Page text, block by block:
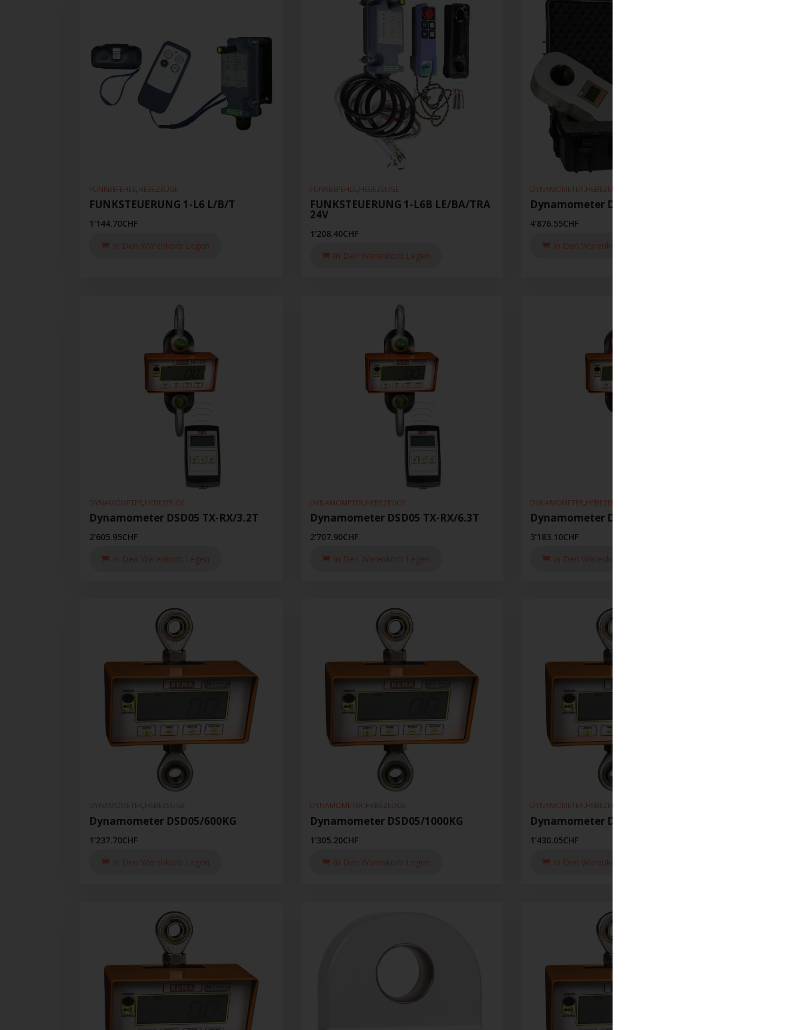
FUNKBEFEHLE,HEBEZEUGE
FUNKSTEUERUNG 1-L6 L/B/T
1'144.70CHF
In Den Warenkorb Legen
FUNKBEFEHLE,HEBEZEUGE
FUNKSTEUERUNG 1-L6B LE/BA/TRA
24V
1'208.40CHF
In Den Warenkorb Legen
DYNAMOMETER,HEBEZEUGE
Dynamometer DSD04 TX-RX/50T
4'876.55CHF
In Den Warenkorb Legen
DYNAMOMETER,HEBEZEUGE
Dynamometer DSD05 TX-RX/3.2T
2'605.95CHF
In Den Warenkorb Legen
DYNAMOMETER,HEBEZEUGE
Dynamometer DSD05 TX-RX/6.3T
2'707.90CHF
In Den Warenkorb Legen
DYNAMOMETER,HEBEZEUGE
Dynamometer DSD05 TX-RX/10,0 T
3'183.10CHF
In Den Warenkorb Legen
DYNAMOMETER,HEBEZEUGE
Dynamometer DSD05/600KG
1'237.70CHF
In Den Warenkorb Legen
DYNAMOMETER,HEBEZEUGE
Dynamometer DSD05/1000KG
1'305.20CHF
In Den Warenkorb Legen
DYNAMOMETER,HEBEZEUGE
Dynamometer DSD05T/3.2T
1'430.05CHF
In Den Warenkorb Legen